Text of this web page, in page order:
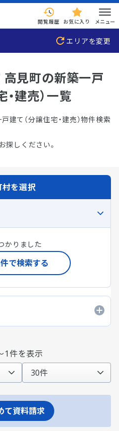
閲覧履歴 お気に入り メニュー
エリアを変更
見町の新築一戸
・建売）一覧
て（分譲住宅・建売）物件検索
探しください。
1件を表示
て資料請求
を選択
かりました
で検索する